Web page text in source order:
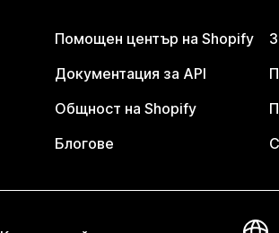
Помощен център на Shopify
Документация за API
Общност на Shopify
Блогове